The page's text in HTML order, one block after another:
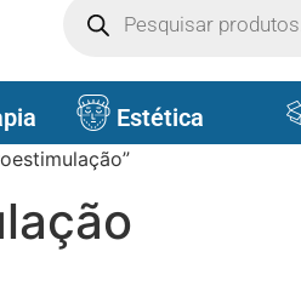
Estética